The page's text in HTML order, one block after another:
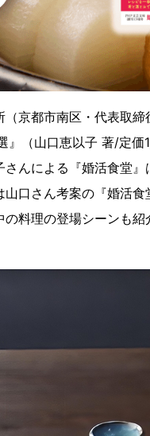
（京都市南区・代表取
』（山口恵以子 著/定
さんによる『婚活食堂
山口さん考案の『婚活
の料理の登場シーンも